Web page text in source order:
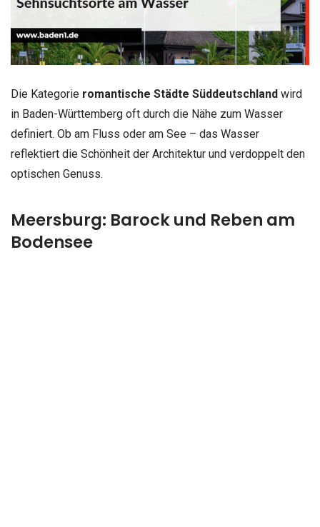
Die Kategorie romantische Städte Süddeutschland wird
in Baden-Württemberg oft durch die Nähe zum Wasser
definiert. Ob am Fluss oder am See – das Wasser
reflektiert die Schönheit der Architektur und verdoppelt den
optischen Genuss.
Meersburg: Barock und Reben am
Bodensee